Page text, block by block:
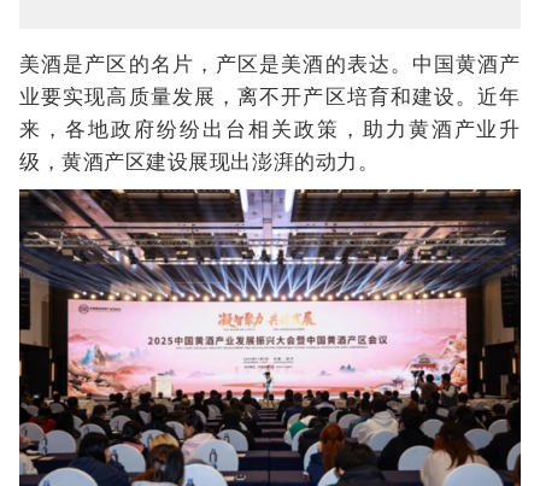
美酒是产区的名片，产区是美酒的表达。中国黄酒产
业要实现高质量发展，离不开产区培育和建设。近年
来，各地政府纷纷出台相关政策，助力黄酒产业升
级，黄酒产区建设展现出澎湃的动力。